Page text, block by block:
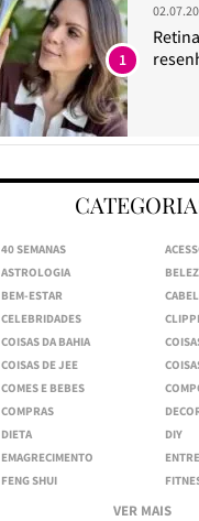
1
40 SEMANAS
ASTROLOGIA
BEM-ESTAR
CELEBRIDADES
COISAS DA BAHIA
COISAS DE JEE
COMES E BEBES
COMPRAS
DIETA
DIY
EMAGRECIMENTO
FENG SHUI
VER MAIS